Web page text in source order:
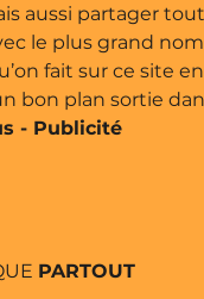
aussi partager
le plus grand
fait sur ce site
bon plan sortie
- Publicité
PARTOUT